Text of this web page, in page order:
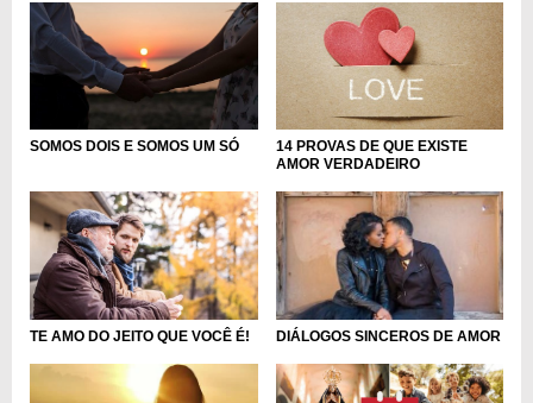
SOMOS DOIS E SOMOS UM SÓ
14 PROVAS DE QUE EXISTE
AMOR VERDADEIRO
TE AMO DO JEITO QUE VOCÊ É! DIÁLOGOS SINCEROS DE AMOR